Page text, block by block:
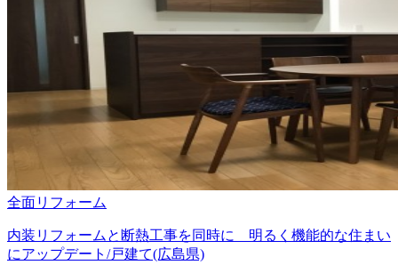
全面リフォーム
内装リフォームと断熱工事を同時に 明るく機能的な住まい
にアップデート/戸建て(広島県)